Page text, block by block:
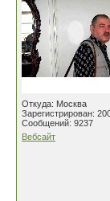
Откуда: Москва
Зарегистрирован:
Сообщений: 9237
Вебсайт